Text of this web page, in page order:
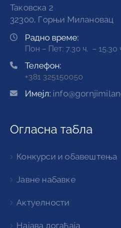
Таковска 2
32300, Горњи Милановац
Радно време:
Пон – Пет: 7.30 ч. – 15.30
Телефон:
+381 325150050
Имејл:
Огласна табла
Конкурси и обавештења
Јавне набавке
Актуелности
Најава догађаја